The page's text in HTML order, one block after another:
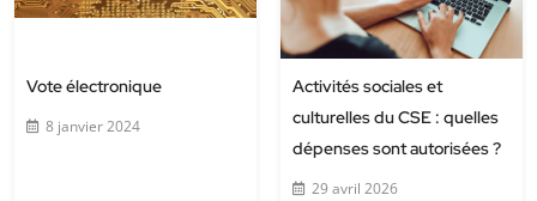
Vote électronique
8 janvier 2024
Activités sociales et
culturelles du CSE : quelles
dépenses sont autorisées ?
29 avril 2026